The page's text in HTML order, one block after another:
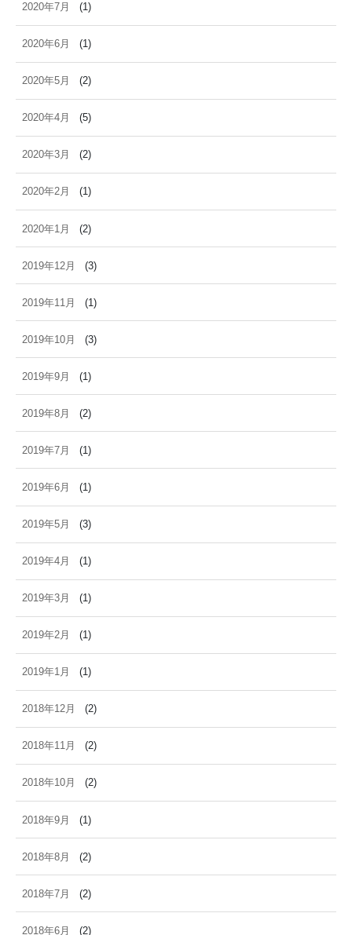
2020年7月 (1)
2020年6月 (1)
2020年5月 (2)
2020年4月 (5)
2020年3月 (2)
2020年2月 (1)
2020年1月 (2)
2019年12月 (3)
2019年11月 (1)
2019年10月 (3)
2019年9月 (1)
2019年8月 (2)
2019年7月 (1)
2019年6月 (1)
2019年5月 (3)
2019年4月 (1)
2019年3月 (1)
2019年2月 (1)
2019年1月 (1)
2018年12月 (2)
2018年11月 (2)
2018年10月 (2)
2018年9月 (1)
2018年8月 (2)
2018年7月 (2)
2018年6月 (2)